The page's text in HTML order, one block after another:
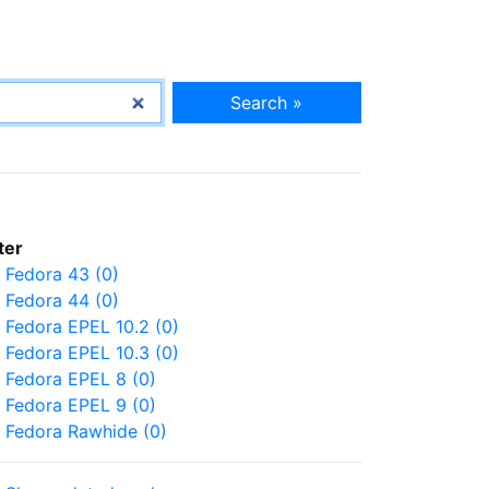
Search »
Fedora 43 (0)
Fedora 44 (0)
Fedora EPEL 10.2 (0)
Fedora EPEL 10.3 (0)
Fedora EPEL 8 (0)
Fedora EPEL 9 (0)
Fedora Rawhide (0)